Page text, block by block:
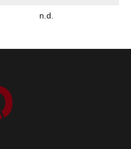
n.d.